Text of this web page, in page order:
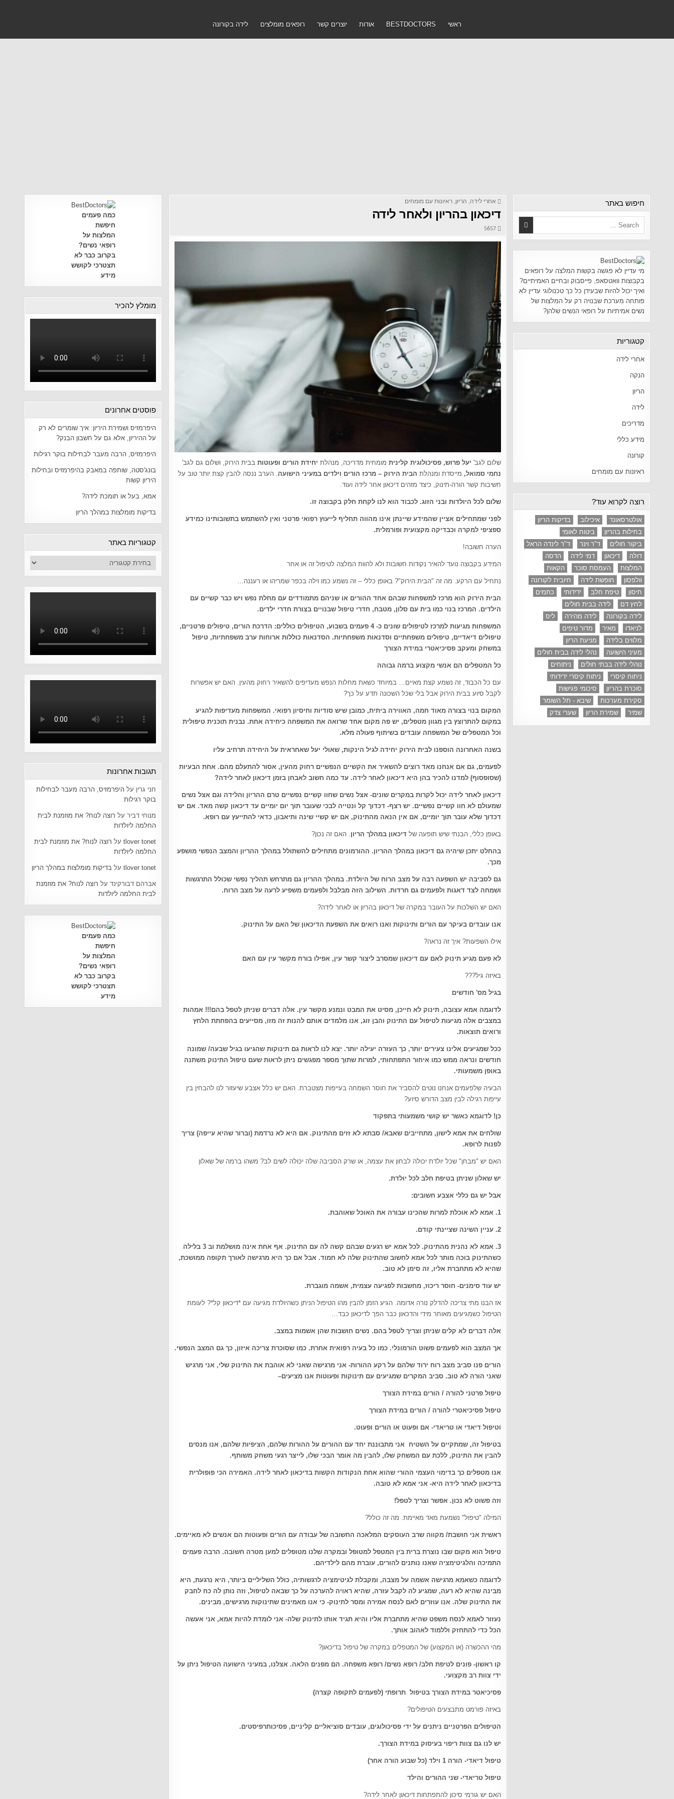
ראשי BESTDOCTORS אודות יוצרים קשר רופאים מומלצים לידה בקורונה
אחרי לידה, הריון,ראיונות עם מומחים
דיכאון בהריון ולאחר לידה
5657
שלום לגב' יעל פרוש, פסיכולוגית קלינית מומחית מדריכה, מנהלת יחידת הורים ופעוטות בבית הירוק, ושלום גם לגב'
נחמי סמואל, מייסדת ומנהלת הבית הירוק – מרכז הורים וילדים במעיני הישועה . הערב ננסה להבין קצת יותר טוב על
חשיבות קשר הורה-תינוק, כיצד מזהים דיכאון אחר לידה ועוד.
שלום לכל היולדות ובני הזוג. לכבוד הוא לנו לקחת חלק בקבוצה זו.
לפני שמתחילים אציין שהמידע שיינתן אינו מהווה תחליף לייעוץ רפואי פרטני ואין להשתמש בתשובותינו כמידע
ספציפי למקרה וכבדיקה מקצועית ופורמלית.
הערה חשובה!
המידע בקבוצה נועד להאיר נקודות חשובות ולא להוות המלצה לטיפול זה או אחר
נתחיל עם הרקע. מה זה "הבית הירוק"? באופן כללי – זה נשמע כמו וילה בכפר שמריהו או רעננה…
הבית הירוק הוא מרכז למשפחות שבהם אחד ההורים או שניהם מתמודדים עם מחלת נפש ויש כבר קשיים עם
הילדים. המרכז בנוי כמו בית עם סלון, מטבח, חדרי טיפול שבנויים בצורת חדרי ילדים.
המשפחות מגיעות למרכז לטיפולים שונים כ- 4 פעמים בשבוע, הטיפולים כוללים: הדרכת הורים, טיפולים פרטניים,
טיפולים דיאדיים, טיפולים משפחתיים וסדנאות משפחתיות. הסדנאות כוללות ארוחות ערב משפחתיות, טיפול
במשחק ומעקב פסיכיאטרי במידת הצורך
כל המטפלים הם אנשי מקצוע ברמה גבוהה
עם כל הכבוד, זה נשמע קצת מאיים… במיוחד כשאת מחלות הנפש מעדיפים להשאיר רחוק מהעין. האם יש אפשרות
לקבל סיוע בבית הירוק אבל בלי שכל השכונה תדע על כך?
המקום בנוי בצורה מאוד חמה, האווירה ביתית, כמובן שיש סודיות וחיסיון רפואי. המשפחות מעדיפות להגיע
במקום להתרוצץ בין מגוון מטפלים, יש פה מקום אחד שרואה את המשפחה כיחידה אחת. נבנית תוכנית טיפולית
וכל המטפלים של המשפחה עובדים בשיתוף פעולה מלא.
בשנה האחרונה הוספנו לבית הירוק יחידה לגיל הינקות, שאולי יעל שאחראית על היחידה תרחיב עליו
לפעמים, גם אם אנחנו מאד רוצים להשאיר את הקשיים הנפשיים רחוק מהעין, אסור להתעלם מהם. אחת הבעיות
(שסופסוף) למדנו להכיר בהן היא דיכאון לאחר לידה. עד כמה חשוב לאבחן בזמן דיכאון לאחר לידה?
דיכאון לאחר לידה יכול לקרות במקרים שונים- אצל נשים שחוו קשיים נפשיים טרם ההריון והלידה וגם אצל נשים
שמעולם לא חוו קשיים נפשיים. יש רצף- דכדוך קל ונטייה לבכי שעובר תוך יום יומיים עד דיכאון קשה מאד. אם יש
דכדוך שלא עובר תוך יומיים, אם אין הנאה מהתינוק, אם יש קשיי שינה ותיאבון, כדאי להתייעץ עם רופא.
באופן כללי, הבנתי שיש תופעה שלדיכאון במהלך הריון . האם זה נכון?
בהחלט יתכן שיהיה גם דיכאון במהלך ההריון. ההורמונים מתחילים להשתולל במהלך ההריון והמצב הנפשי מושפע
מכך.
גם לסביבה יש השפעה רבה על מצב הרוח של היולדת. במהלך ההריון גם מתרחש תהליך נפשי שכולל התרגשות
ושמחה לצד דאגות ולפעמים גם חרדות. השילוב הזה מבלבל ולפעמים משפיע לרעה על מצב הרוח.
האם יש השלכות על העובר במקרה של דיכאון בהריון או לאחר לידה?
אנו עובדים בעיקר עם הורים ותינוקות ואנו רואים את השפעת הדיכאון של האם על התינוק.
אילו השפעות? איך זה נראה?
לא פעם מגיע תינוק לאם עם דיכאון שמסרב ליצור קשר עין, אפילו בורח מקשר עין עם האם
באיזה גיל???
בגיל מס' חודשים
לדוגמה אמא עצובה, תינוק לא חייכן, מסיט את המבט ונמנע מקשר עין. אלה דברים שניתן לטפל בהם!!! אמהות
במצבים אלה מגיעות לטיפול עם התינוק והבן זוג, אנו מלמדים אותם להנות זה מזו, מסייעים בהפחתת הלחץ
ורואים תוצאות.
ככל שמגיעים אלינו צעירים יותר, כך העזרה יעילה יותר. יצא לנו לראות גם תינוקות שהגיעו בגיל שבעה/ שמונה
חודשים ונראה ממש כמו איחור התפתחותי, למרות שתוך מספר מפגשים ניתן לראות שעם טיפול התינוק משתנה
באופן משמעותי.
הבעיה שלפעמים אנחנו נוטים להסביר את חוסר השמחה בעייפות מצטברת. האם יש כלל אצבע שיעזור לנו להבחין בין
עייפות רגילה לבין מצב הדורש סיוע?
כן! לדוגמא כאשר יש קושי משמעותי בתפקוד
שולחים את אמא לישון, מתחייבים שאבא/ סבתא לא זזים מהתינוק. אם היא לא נרדמת (וברור שהיא עייפה) צריך
לפנות לרופא.
האם יש "מבחן" שכל יולדת יכולה לבחון את עצמה, או שרק הסביבה שלה יכולה לשים לב? משהו ברמה של שאלון
יש שאלון שניתן בטיפת חלב לכל יולדת.
אבל יש גם כללי אצבע חשובים:
1. אמא לא אוכלת למרות שהכינו עבורה את האוכל שאוהבת.
2. עניין השינה שציינתי קודם.
3.
אמא לא נהנית מהתינוק. לכל אמא יש רגעים שבהם קשה לה עם התינוק. אף אחת אינה מושלמת וב 3 בלילה
כשהתינוק בוכה מותר לכל אמא לחשוב שהתינוק שלה לא חמוד. אבל אם כך היא מרגישה לאורך תקופה ממושכת,
שהיא לא מתחברת אליו, זה סימן לא טוב.
יש עוד סימנים- חוסר ריכוז, מחשבות לפגיעה עצמית, אשמה מוגברת.
אז הבנו מתי צריכה להדלק נורה אדומה. הגיע הזמן להבין מהו הטיפול הניתן כשהיולדת מגיעה עם *דיכאון קל*? לעומת
הטיפול כשמגיעים מאוחר מידי והדכאון כבר הפך לדיכאון כבד…
אלה דברים לא קלים שניתן וצריך לטפל בהם. נשים חושבות שהן אשמות במצב.
אך המצב הוא לפעמים פשוט הורמונלי. כמו כל בעיה רפואית אחרת. כמו שסוכרת צריכה איזון, כך גם המצב הנפשי.
הורים פנו סביב מצב רוח ירוד שלהם על רקע ההורות- אני מרגישה שאני לא אוהבת את התינוק שלי, אני מרגיש
שאני הורה לא טוב. סביב המקרים שמגיעים עם תינוקות ופעוטות אנו מציעים–
טיפול פרטני להורה / הורים במידת הצורך
טיפול פסיכיאטרי להורה / הורים במידת הצורך
וטיפול דיאדי או טריאדי- אם ופעוט או הורים ופעוט.
בטיפול זה, שמתקיים על השטיח אני מתבוננת יחד עם ההורים על ההורות שלהם, הציפיות שלהם, אנו מנסים
להבין את התינוק, ללכת עם המשחק שלו, להבין מה אומר הבכי שלו, לייצר רגעי משחק משותף.
אנו מטפלים כך בדימוי העצמי ההורי שהוא אחת הנקודות הקשות בדיכאון לאחר לידה. האמירה הכי פופולרית
בדיכאון לאחר לידה היא- אני אמא לא טובה.
וזה פשוט לא נכון.אפשר וצריך לטפל!
המילה "טיפול" נשמעת מאד מאיימת. מה זה כולל?
ראשית אני חושבת/ מקווה שרב העוסקים המלאכה החשובה של עבודה עם הורים ופעוטות הם אנשים לא מאיימים.
טיפול הוא מקום שבו נוצרת ברית בין המטפל למטופל ובמקרה שלנו מטופלים למען מטרה חשובה. הרבה פעמים
התמיכה והלגיטימציה שאנו נותנים להורים, עוברת מהם לילדיהם.
לדוגמה כשאמא מרגישה אשמה על מצבה, ומקבלת לגיטימציה לרגשותיה, כולל השליליים ביותר, היא נרגעת, היא
מבינה שהיא לא רעה, שמגיע לה לקבל עזרה, שהיא ראויה להערכה על כך שבאה לטיפול, וזה נותן לה כח לחבק
את התינוק שלה. אנו עוזרים לאם לנסח אמירה ומסר לתינוק- כי אנו מאמינים שתינוקות מרגישים, מבינים.
נעזור לאמא לנסח משפט שהיא מתחברת אליו והיא תגיד אותו לתינוק שלה- אני לומדת להיות אמא, אני אעשה
הכל כדי להתחזק וללמוד לאהוב אותך.
מהי ההכשרה (או המקצוע) של המטפלים במקרה של טיפול בדיכאון?
קו ראשון- פונים לטיפת חלב/ רופא נשים/ רופא משפחה. הם מפנים הלאה. אצלנו,במעיני הישועה הטיפול ניתן על
ידי צוות רב מקצועי.
פסיכיאטר במידת הצורך בטיפול תרופתי (לפעמים לתקופה קצרה)
באיזה פורמט מתבצעים הטיפולים?
הטיפולים הפרטניים ניתנים על ידי פסיכולוגים, עובדים סוציאליים קליניים, פסיכותרפיסטים.
יש לנו גם צוות ריפוי בעיסוק במידת הצורך.
טיפול דיאדי- הורה 1 וילד (כל שבוע הורה אחר)
טיפול טריאדי- שני ההורים והילד
האם יש גורמי סיכון להתפתחות דיכאון לאחר לידה?
כמה פעמים
חיפשת
המלצות על
רופאי נשים?
בקרוב כבר לא
תצטרכי לקושש
מידע
מומלץ להכיר
פוסטים אחרונים
היפרמזיס ושמירת היריון: איך שומרים לא רק
על ההיריון, אלא גם על חשבון הבנק?
היפרמזיס, הרבה מעבר לבחילות בוקר רגילות
בונג'סטה, שותפה במאבק בהיפרמזיס ובחילות
היריון קשות
אמא, בעל או תומכת לידה?
בדיקות מומלצות במהלך הריון
קטגוריות באתר
תגובות אחרונות
חני גרין על היפרמזיס, הרבה מעבר לבחילות
בוקר רגילות
מנוחי דבירעל רוצה לנוח? את מוזמנת לבית
החלמה ליולדות
tlover tonetעל רוצה לנוח? את מוזמנת לבית
החלמה ליולדות
tlover tonetעל בדיקות מומלצות במהלך הריון
אברהם דבורקינדעל רוצה לנוח? את מוזמנת
לבית החלמה ליולדות
כמה פעמים
חיפשת
המלצות על
רופאי נשים?
בקרוב כבר לא
תצטרכי לקושש
מידע
חיפוש באתר
מי עדיין לא פגשה בקשות המלצה על רופאים
בקבוצות וואטסאפ, פייסבוק ובחיים האמיתיים?
ואיך יכול להיות שבעידן כל כך טכנולוגי עדיין לא
פותחה מערכת שבנויה רק על המלצות של
נשים אמיתיות על רופאי הנשים שלהן?
קטגוריות
אחרי לידה
הנקה
הריון
לידה
מדריכים
מידע כללי
קורונה
ראיונות עם מומחים
רוצה לקרוא עוד?
אולטרסאונד איכילוב
בדיקות הריון
בחילות בהריון
ביטוח לאומי
ביקור חולים
ד"ר וינר
ד"ר לינדה הראל
דולה
דיכאון דמי לידה
הדסה
המלצות
העמסת סוכר
הקאות
וולפסון
חופשת לידה
חיובית לקורונה
חיסון
טיפת חלב ידידותי
כתמים
לחץ דם
לידה בבית חולים
לידה בקורונה
לידה מהירה
ליס
לניאדו
מאיר
מדור טיפים
מלווים בלידה
מניעת הריון
מעיני הישועה
נהלי לידה בבית חולים
נוהלי לידה בבתי חולים
ניתוחים
ניתוח קיסרי
ניתוח קיסרי ידידותי
סוכרת בהריון
סיכומי פגישות
סקירת מערכות
שיבא - תל השומר
שמיר
שמירת הריון שערי צדק